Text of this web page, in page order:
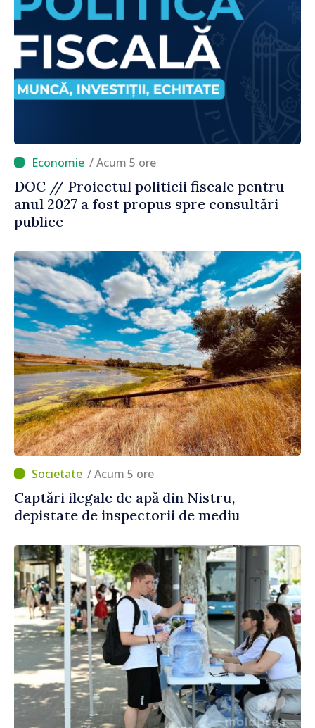
/ Acum 5 ore
DOC // Proiectul politicii fiscale pentru
anul 2027 a fost propus spre consultări
publice
/ Acum 5 ore
Captări ilegale de apă din Nistru,
depistate de inspectorii de mediu